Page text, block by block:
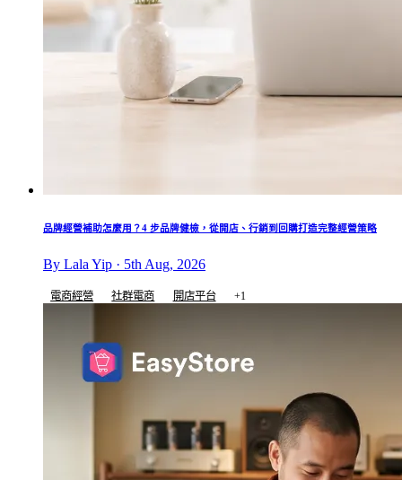
品牌經營補助怎麼用？4 步品牌健檢，從開店、行銷到回購打造完整經營策略
By Lala Yip · 5th Aug, 2026
電商經營 社群電商 開店平台 +1